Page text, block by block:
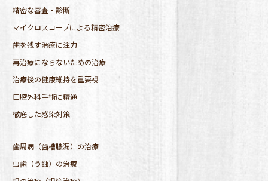
精密な審査・診断
マイクロスコープによる精密治療
歯を残す治療に注力
再治療にならないための治療
治療後の健康維持を重要視
口腔外科手術に精通
徹底した感染対策
歯周病（歯槽膿漏）の治療
虫歯（う蝕）の治療